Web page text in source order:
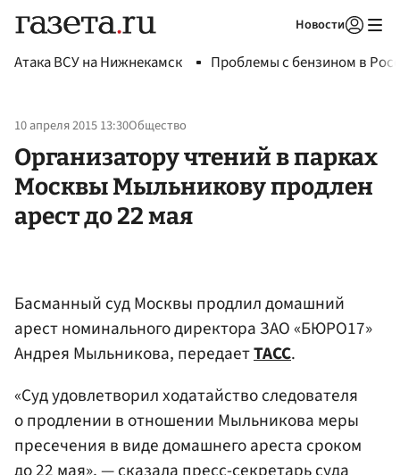
Новости
Атака ВСУ на Нижнекамск Проблемы с бензином в
10 апреля 2015 13:30Общество
Организатору чтений в парках
Москвы Мыльникову продлен
арест до 22 мая
Басманный суд Москвы продлил домашний
арест номинального директора ЗАО «БЮРО17»
Андрея Мыльникова, передаетТАСС.
«Суд удовлетворил ходатайство следователя
о продлении в отношении Мыльникова меры
пресечения в виде домашнего ареста сроком